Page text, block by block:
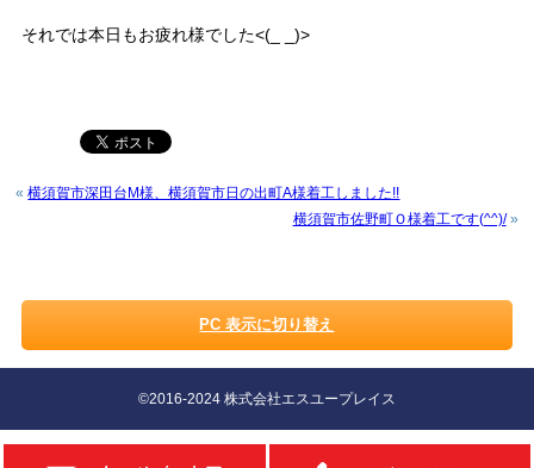
それでは本日もお疲れ様でした<(_ _)>
«横須賀市深田台M様、横須賀市日の出町A様着工しました!!
横須賀市佐野町Ｏ様着工です(^^)/»
PC 表示に切り替え
©2016-2024 株式会社エスユープレイス